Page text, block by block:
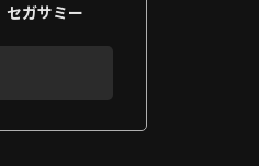
セガサミー